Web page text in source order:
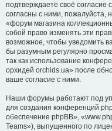
подтверждаете своё
согласны с ними, пожалуйста,
«форум магазина
собой право изменять эти
возможное, чтобы уведомить
бы разумным регулярно
так как использование
орхидей orchids.ua» после
ваше согласие с ними.
Наши форумы работают под
для создания конференций
обеспечение phpBB»,
Teams»), выпущенного по